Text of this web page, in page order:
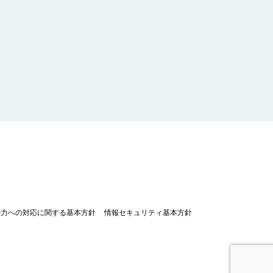
への対応に関する基本方針 情報セキュリティ基本方針